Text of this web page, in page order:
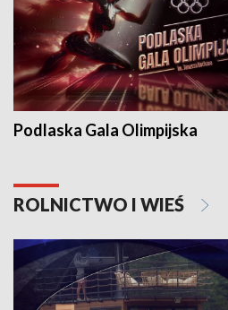
Podlaska Gala Olimpijska
ROLNICTWO I WIEŚ